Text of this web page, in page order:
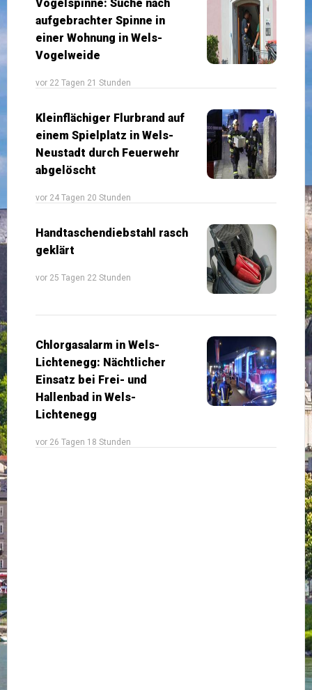
Vogelspinne: Suche nach
aufgebrachter Spinne in
einer Wohnung in Wels-
Vogelweide
vor 22 Tagen 21 Stunden
Kleinflächiger Flurbrand auf
einem Spielplatz in Wels-
Neustadt durch Feuerwehr
abgelöscht
vor 24 Tagen 20 Stunden
Handtaschendiebstahl rasch
geklärt
vor 25 Tagen 22 Stunden
Chlorgasalarm in Wels-
Lichtenegg: Nächtlicher
Einsatz bei Frei- und
Hallenbad in Wels-
Lichtenegg
vor 26 Tagen 18 Stunden